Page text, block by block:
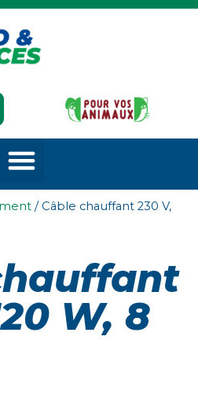
/ Câble chauffant 230 V,
W, 8